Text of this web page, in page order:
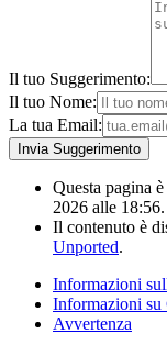
Il tuo Suggerimento:
Il tuo Nome:
La tua Email:
Questa pagina
2026 alle 18:56.
Il contenuto è
Unported.
Informazioni
Informazioni su
Avvertenza